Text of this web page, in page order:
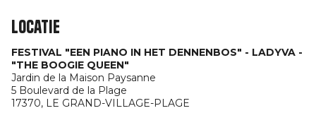
Locatie
FESTIVAL "EEN PIANO IN HET DENNENBOS" - LADYVA -
"THE BOOGIE QUEEN"
Jardin de la Maison Paysanne
5 Boulevard de la Plage
17370, LE GRAND-VILLAGE-PLAGE